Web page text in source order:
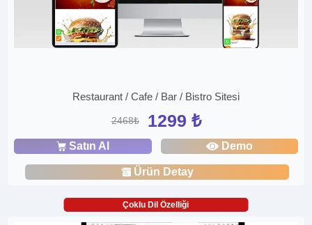
Restaurant / Cafe / Bar / Bistro Sitesi
2468₺ 1299 ₺
Satın Al Demo
Ürün Detay
Çoklu Dil Özelliği